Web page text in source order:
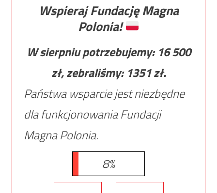
Wspieraj Fundację Magna
Polonia!
W sierpniu potrzebujemy: 16 500
zł, zebraliśmy: 1351zł.
Państwa wsparcie jest niezbędne
dla funkcjonowania Fundacji
Magna Polonia.
8%